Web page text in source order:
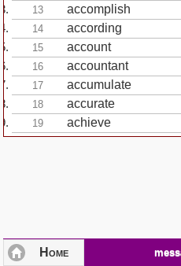
13 accomplish
14 according
15 account
16 accountant
17 accumulate
18 accurate
19 achieve
achievement
25 addition
26 additional
Home